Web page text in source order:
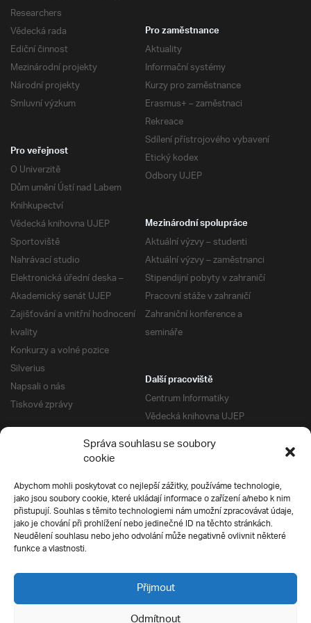
Správa souhlasu se soubory
cookie
Abychom mohli poskytovat co nejlepší zážitky, používáme technologie,
jako jsou soubory cookie, které ukládají informace o zařízení a/nebo k nim
přistupují. Souhlas s těmito technologiemi nám umožní zpracovávat údaje,
jako je chování při prohlížení nebo jedinečné ID na těchto stránkách.
Neudělení souhlasu nebo jeho odvolání může negativně ovlivnit některé
funkce a vlastnosti.
Přijmout
Researchers
Vědecká rada
Ediční činnost
Mezinárodní projekty
Národní projekty
Smluvní výzkum
Pro zaměstnance
Aktuality
Informační systémy
Kurzy pro zaměstnance
Erasmus+ – zaměstnaci
Rekreace
Sdílení přístrojového vybavení
Etický kodex
Odbory UJEP
Pro veřejnost
O Univerzitě
Dům umění Ústí nad Labem
Knihkupectví
Vědecká knihovna UJEP
Sportoviště
Nahrávací studio
Elektronická úřední deska –
Akademický senát UJEP
Zajišťování a vnitřní hodnocení
kvality
Konkurzy a volné pozice
Silverius
Napsali o nás
Tiskové zprávy
Mezinárodní spolupráce
Aktuální výzvy – studenti
Aktuální výzvy – zaměstnanci
Stipendijní pobyty v zahraničí
Pracovní stáže v zahraničí
Zahraniční konference a
semináře
Další pracoviště
Centrum Informatiky
Vědecká knihovna UJEP
Správa kolejí a menz
Univerzitní centrum podpory
Silverius
Pro uchazeče
Přijímací řízení
E-prihlaska
Přípravné kurzy
Ochrana soukromí